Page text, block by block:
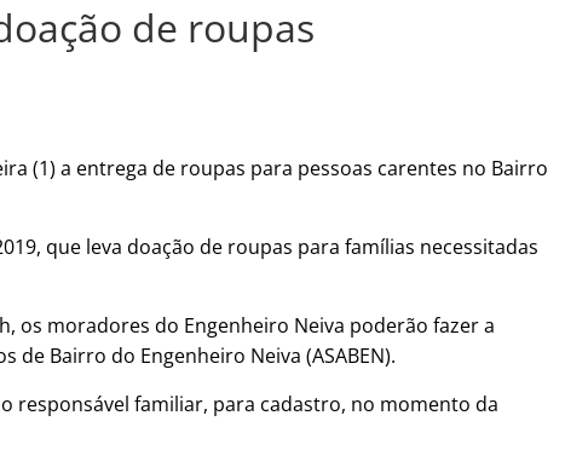
de roupas
(1) a entrega de roupas para pessoas carentes no Bairro
que leva doação de roupas para famílias necessitadas
os moradores do Engenheiro Neiva poderão fazer a
de Bairro do Engenheiro Neiva (ASABEN).
responsável familiar, para cadastro, no momento da